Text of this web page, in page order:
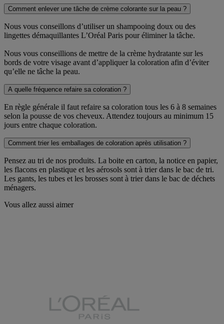
Comment enlever une tâche de crème colorante sur la peau ?
Nous vous conseillons d’utiliser un shampooing doux ou des
lingettes démaquillantes L’Oréal Paris pour éliminer la tâche.
Nous vous conseillions de mettre de la crème hydratante sur les
bords de votre visage avant d’appliquer la coloration afin d’éviter
qu’elle ne tâche la peau.
A quelle fréquence refaire sa coloration ?
En règle générale il faut refaire sa coloration tous les 6 à 8 semaines
selon la pousse de vos cheveux. Attendez toujours au minimum 15
jours entre chaque coloration.
Comment trier les emballages de coloration après utilisation ?
Pensez au tri de nos produits. La boite en carton, la notice en papier,
les flacons en plastique et les aérosols sont à trier dans le bac de tri.
Les gants, les tubes et les brosses sont à trier dans le bac de déchets
ménagers.
Vous allez aussi aimer